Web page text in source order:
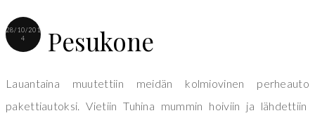
28/10/201
4
Pesukone
Lauantaina muutettiin meidän kolmiovinen perheauto
pakettiautoksi. Vietiin Tuhina mummin hoiviin ja lähdettiin